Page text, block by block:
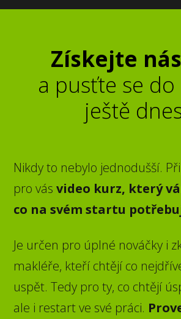
Získejte
a pusťte se do
ještě
Nikdy to nebylo jednodušší.
pro vásvideo kurz, který
co na svém startu
Je určen pro úplné nováčky i
makléře, kteří chtějí co
uspět. Tedy pro ty, co chtějí
ale i restart ve své práci.